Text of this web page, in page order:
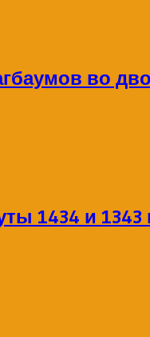
во
1434 и 1343